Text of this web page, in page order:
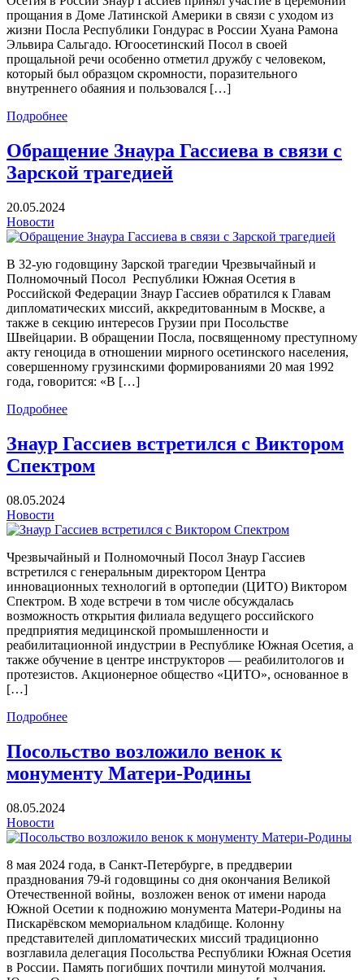
прощания в Доме Латинской Америки в связи с уходом из
жизни Посла Республики Гондурас в России Хуана Рамона
Эльвира Сальгадо. Югоосетинский Посол в своей
прощальной речи особенно отметил дружбу с человеком,
который был образцом скромности, поразительного
внутреннего обаяния и пользовался […]
Подробнее
Обращение Знаура Гассиева в связи с
Зарской трагедией
20.05.2024
Новости
В 32-ую годовщину Зарской трагедии Чрезвычайный и
Полномочный Посол Республики Южная Осетия в
Российской Федерации Знаур Гассиев обратился к Главам
дипломатических миссий, аккредитованным в Москве, а
также в секцию интересов Грузии при Посольстве
Швейцарии. В обращении Посла, посвященному преступному
акту геноцида в отношении мирного осетинского населения,
совершенному грузинскими формированиями 20 мая 1992
года, говорится: «В […]
Подробнее
Знаур Гассиев встретился с Виктором
Спектром
08.05.2024
Новости
Чрезвычайный и Полномочный Посол Знаур Гассиев
встретился с генеральным директором Центра
инновационных технологий в ортопедии (ЦИТО) Виктором
Спектром. В ходе встречи в том числе обсуждалась
возможность открытия филиала ведущего российского
предприятия медицинской промышленности и
реабилитационной индустрии в Республике Южная Осетия, а
также обучение в центре инструкторов — реабилитологов и
протезистов. Акционерное общество «ЦИТО», основанное в
[…]
Подробнее
Посольство возложило венок к
монументу Матери-Родины
08.05.2024
Новости
8 мая 2024 года, в Санкт-Петербурге, в преддверии
празднования 79-й годовщины со дня окончания Великой
Отечественной войны, возложен венок от имени народа
Южной Осетии к подножию монумента Матери-Родины на
Пискарёвском мемориальном кладбище. Колонну
представителей дипломатических миссий традиционно
возглавила делегация Посольства Республики Южная Осетия
в России. Память погибших почтили минутой молчания.